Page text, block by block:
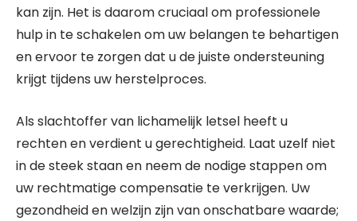
kan zijn. Het is daarom cruciaal om professionele
hulp in te schakelen om uw belangen te behartigen
en ervoor te zorgen dat u de juiste ondersteuning
krijgt tijdens uw herstelproces.
Als slachtoffer van lichamelijk letsel heeft u
rechten en verdient u gerechtigheid. Laat uzelf niet
in de steek staan en neem de nodige stappen om
uw rechtmatige compensatie te verkrijgen. Uw
gezondheid en welzijn zijn van onschatbare waarde;